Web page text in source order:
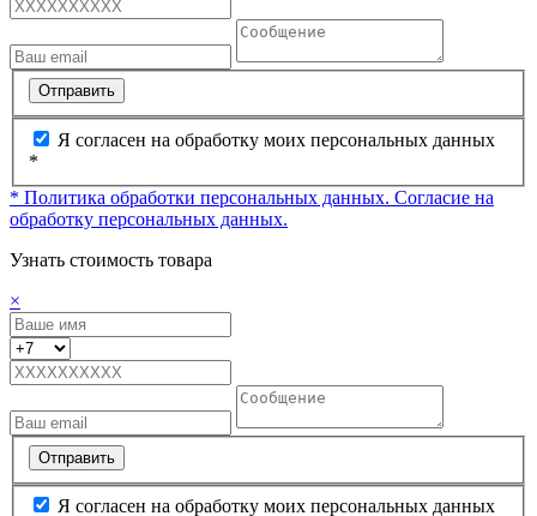
Отправить
Я согласен на обработку моих персональных данных
*
* Политика обработки персональных данных. Согласие на
обработку персональных данных.
Узнать стоимость товара
×
Отправить
Я согласен на обработку моих персональных данных